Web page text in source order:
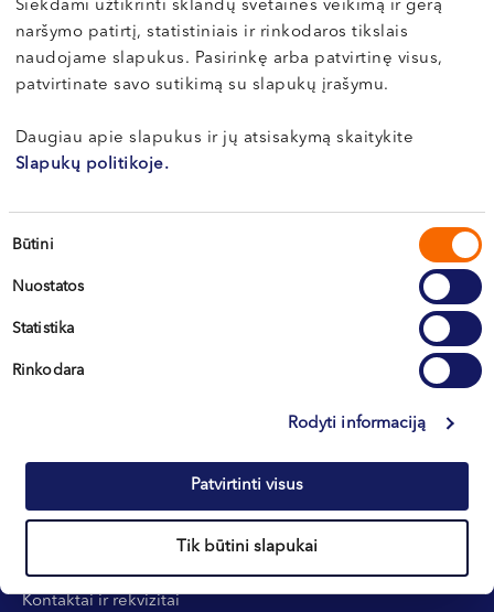
Siekdami užtikrinti sklandų svetainės veikimą ir gerą
naršymo patirtį, statistiniais ir rinkodaros tikslais
naudojame slapukus. Pasirinkę arba patvirtinę visus,
patvirtinate savo sutikimą su slapukų įrašymu.
Daugiau apie slapukus ir jų atsisakymą skaitykite
Slapukų politikoje.
Sutikimo
Būtini
Nuostatos
Statistika
Rinkodara
Rodyti informaciją
Patvirtinti visus
Tik būtini slapukai
VI, VII --
Kaunas
Kretinga
Kontaktai ir rekvizitai